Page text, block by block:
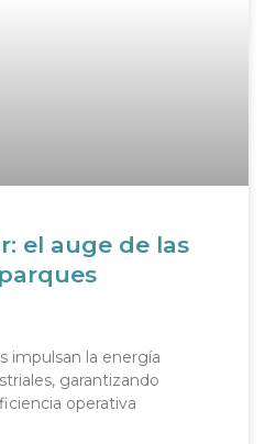
el auge de las
impulsan la energía
garantizando
operativa